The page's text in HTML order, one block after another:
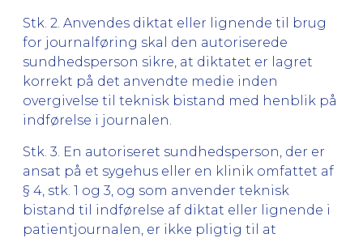
Stk. 2. Anvendes diktat eller lignende til brug
for journalføring skal den autoriserede
sundhedsperson sikre, at diktatet er lagret
korrekt på det anvendte medie inden
overgivelse til teknisk bistand med henblik på
indførelse i journalen.
Stk. 3. En autoriseret sundhedsperson, der er
ansat på et sygehus eller en klinik omfattet af
§ 4, stk. 1 og 3, og som anvender teknisk
bistand til indførelse af diktat eller lignende i
patientjournalen, er ikke pligtig til at